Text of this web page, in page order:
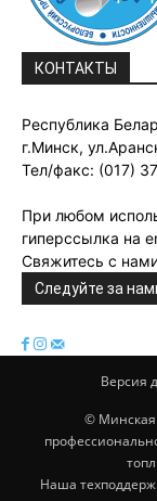
КОНТАКТЫ
Республика
г.Минск,
Тел/факс: (017)
При любом
гиперссылка на
Свяжитесь с
Следуйте за
Версия
© Минская
Наша